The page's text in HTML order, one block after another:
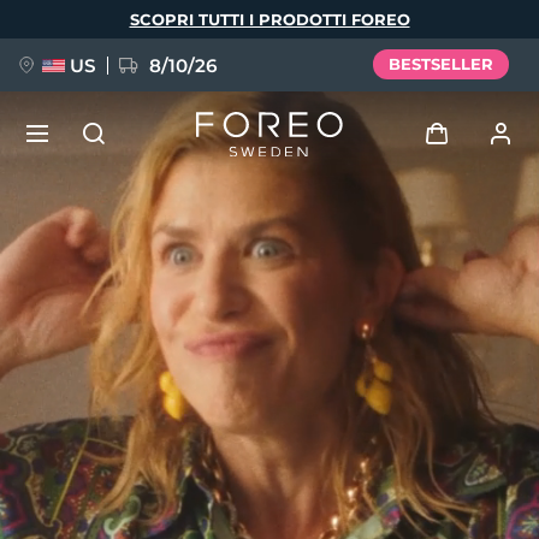
SCOPRI TUTTI I PRODOTTI FOREO
US 8/10/26 BESTSELLER
Accedi
Profilo utente
I miei dispositivi
I miei ordini
I miei indirizzi
I miei abbonamenti
NUOVO
FAQ™ Pure Beauty-Tech Elixir
BREAKING NEWS
issa™ Teeth Whitening Set
Lingua
English Deutsch
Español
Français
Italiano
Português
Polski
Svenska
Русский
Türkçe
简体中文 繁體中文